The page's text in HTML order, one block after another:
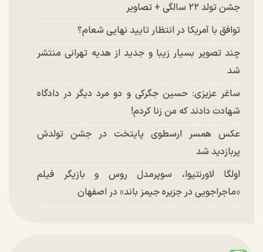
جشن تولد ۲۲ سالگی + تصاویر
توافق با آمریکا در انتظار تایید نهایی شعام؟
چند تصویر بسیار زیبا و جدید از هدیه تهرانی منتشر
شد
ساغر عزیزی: حسین جگرکی و دو مرد دیگر در دادگاه
شهادت دادند که من زنا کردم!
عکس همسر ارسطوی پایتخت در جشن تولدش
پربازدید شد
اولگا لاورنتیوا، سوپرمدل روس و بازیگر فیلم
«ماجراجویی در جزیره جیمز باند» در اصفهان